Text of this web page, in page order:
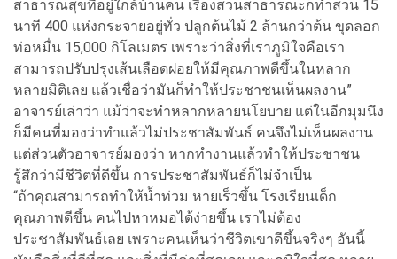
สาธารณสุขที่อยู่ใกล้บ้านคน เรื่องสวนสาธารณะก็ทำสวน 15
นาที 400 แห่งกระจายอยู่ทั่ว ปลูกต้นไม้ 2 ล้านกว่าต้น ขุดลอก
ท่อหมื่น 15,000 กิโลเมตร เพราะว่าสิ่งที่เราภูมิใจคือเรา
สามารถปรับปรุงเส้นเลือดฝอยให้มีคุณภาพดีขึ้นในหลาก
หลายมิติเลย แล้วเชื่อว่ามันก็ทำให้ประชาชนเห็นผลงาน”
อาจารย์เล่าว่า แม้ว่าจะทำหลากหลายนโยบาย แต่ในอีกมุมนึง
ก็มีคนที่มองว่าทำแล้วไม่ประชาสัมพันธ์ คนจึงไม่เห็นผลงาน
แต่ส่วนตัวอาจารย์มองว่า หากทำงานแล้วทำให้ประชาชน
รู้สึกว่ามีชีวิตที่ดีขึ้น การประชาสัมพันธ์ก็ไม่จำเป็น
“ถ้าคุณสามารถทำให้น้ำท่วม หายเร็วขึ้น โรงเรียนเด็ก
คุณภาพดีขึ้น คนไปหาหมอได้ง่ายขึ้น เราไม่ต้อง
ประชาสัมพันธ์เลย เพราะคนเห็นว่าชีวิตเขาดีขึ้นจริงๆ อันนี้